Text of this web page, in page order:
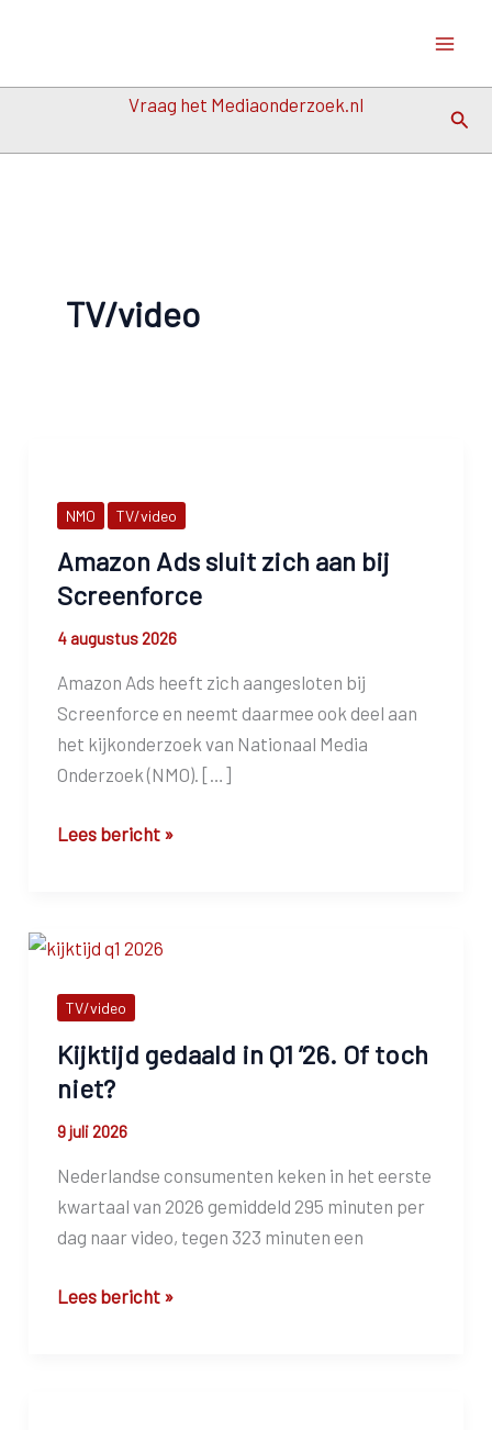
Vraag het Mediaonderzoek.nl
TV/video
NMO TV/video
Amazon Ads sluit zich aan bij
Screenforce
4 augustus 2026
Amazon Ads heeft zich aangesloten bij
Screenforce en neemt daarmee ook deel aan
het kijkonderzoek van Nationaal Media
Onderzoek (NMO). […]
Amazon
aan
Screenforce
Lees bericht »
TV/video
Kijktijd gedaald in Q1 ’26. Of toch
niet?
9 juli 2026
Nederlandse consumenten keken in het eerste
kwartaal van 2026 gemiddeld 295 minuten per
dag naar video, tegen 323 minuten een
Kijktijd
Lees bericht »